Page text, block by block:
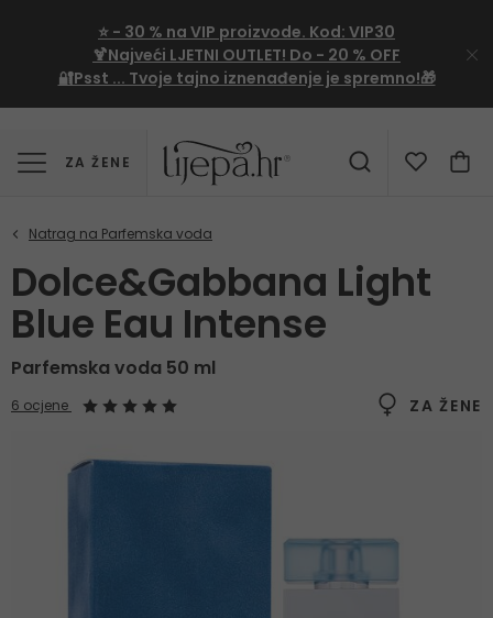
⭐ - 30 % na VIP proizvode. Kod: VIP30
🍹Najveći LJETNI OUTLET! Do - 20 % OFF
🔐Psst ... Tvoje tajno iznenađenje je spremno!🎁
ZA ŽENE
Dolce&Gabbana Light
Blue Eau Intense
Parfemska voda 50 ml
ZA ŽENE
6 ocjene